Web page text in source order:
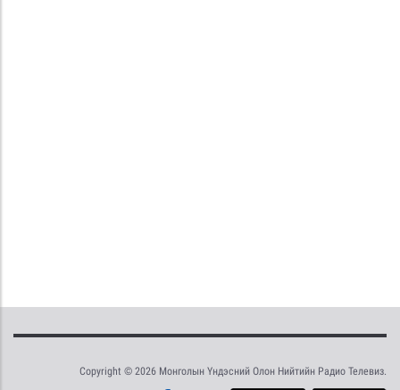
Copyright © 2026 Монголын Үндэсний Олон Нийтийн Радио Телевиз.